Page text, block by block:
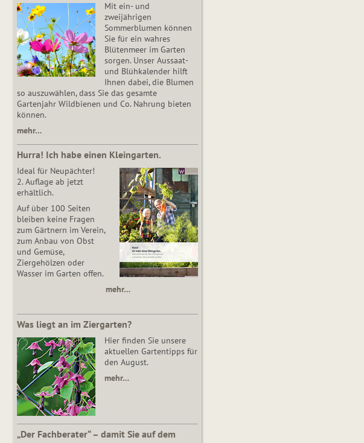
Mit ein- und
zweijährigen
Sommerblumen können
Sie für ein wahres
Blütenmeer im Garten
sorgen. Unser Aussaat-
und Blühkalender hilft
Ihnen dabei, die Blumen
so auszuwählen, dass Sie das gesamte
Gartenjahr Wildbienen und Co. Nahrung bieten
können.
mehr…
Hurra! Ich habe einen Kleingarten.
Ideal für Neupächter!
2. Auflage ab jetzt
erhältlich.
Auf über 100 Seiten
bleiben keine Fragen
zum Gärtnern im Verein,
zum Anbau von Obst
und Gemüse,
Ziergehölzen oder
Wasser im Garten offen.
mehr…
Was liegt an im Ziergarten?
Hier finden Sie unsere
aktuellen Gartentipps für
den August.
mehr…
„Der Fachberater“ – damit Sie auf dem